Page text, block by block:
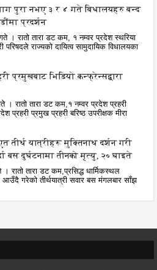
पुरा नभए ३ र ४ गते बिधालयहरु बन्द
प्रदर्शन
। रातो तारा डट कम, १ नम्वर प्रदेश स्थरिया
परिषदले राज्यको दायित्व सामुदायिक विधालयका
प्रमुखबाट भिडियो कन्फ्रेन्सद्वारा
। रातो तारा डट कम,१ नम्वर प्रदेश प्रहरी
प्रहरी प्रमुख प्रहरी बरिष्ठ उपरीक्षक मीरा
तीर्थ यात्रीहरू मुक्तिनाथ दर्शन गरी
बस दुर्घटनामा तीनको मृत्यु, २० घाइते
रातो तारा डट कम,प्रसिद्ध धार्मिकस्थल
आउँदै गरेको तीर्थयात्री सवार बस मंगलबार साँझ